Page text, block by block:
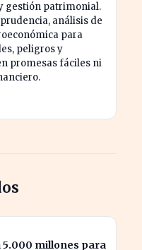
gestión patrimonial.
análisis de
para
peligros y
promesas fáciles ni
5.000 millones para